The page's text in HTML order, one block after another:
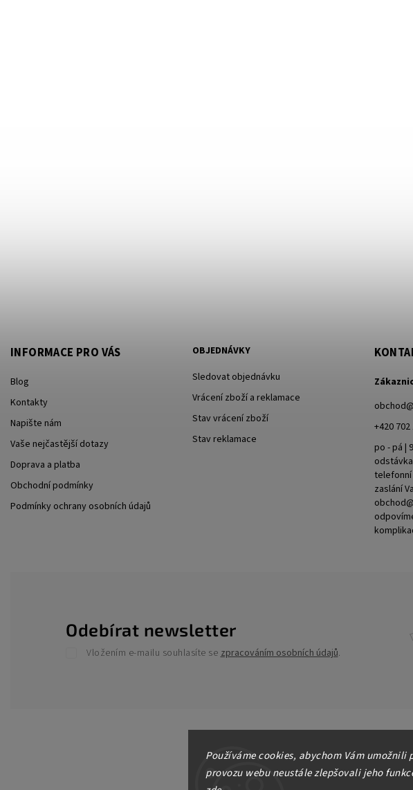
Používáme cookies, abychom Vám
provozu webu neustále zlepšovali jeho
INFORMACE PRO VÁS
Blog
Kontakty
Napište nám
Vaše nejčastější dotazy
Doprava a platba
Obchodní podmínky
Podmínky ochrany osobních údajů
OBJEDNÁVKY
Sledovat objednávku
Vrácení zboží a reklamace
Stav vrácení zboží
Stav reklamace
Odebírat newsletter
Vložením e-mailu souhlasíte sezpracováním osobních údajů.
obchod@
+420 702
po - pá |
zaslání